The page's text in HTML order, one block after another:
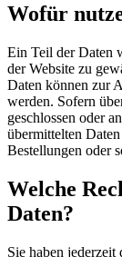
Wofür
Ein Teil der Daten
der Website zu
Daten können zur
werden. Sofern
geschlossen oder
übermittelten
Bestellungen oder
Welche
Daten?
Sie haben